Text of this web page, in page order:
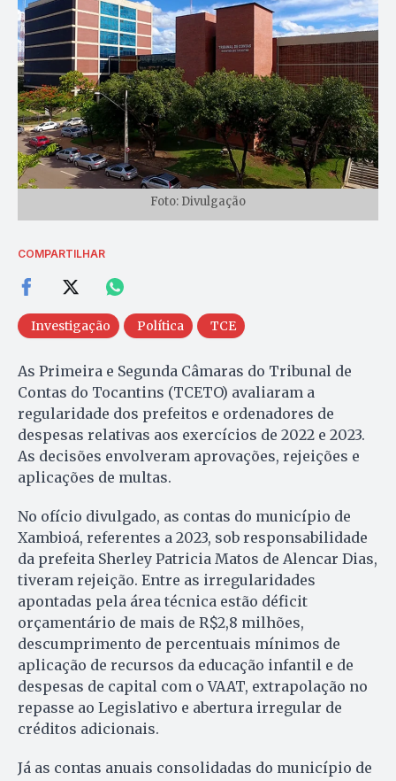
Foto: Divulgação
COMPARTILHAR
Investigação Política TCE
As Primeira e Segunda Câmaras do Tribunal de
Contas do Tocantins (TCETO) avaliaram a
regularidade dos prefeitos e ordenadores de
despesas relativas aos exercícios de 2022 e 2023.
As decisões envolveram aprovações, rejeições e
aplicações de multas.
No ofício divulgado, as contas do município de
Xambioá, referentes a 2023, sob responsabilidade
da prefeita Sherley Patricia Matos de Alencar Dias,
tiveram rejeição. Entre as irregularidades
apontadas pela área técnica estão déficit
orçamentário de mais de R$2,8 milhões,
descumprimento de percentuais mínimos de
aplicação de recursos da educação infantil e de
despesas de capital com o VAAT, extrapolação no
repasse ao Legislativo e abertura irregular de
créditos adicionais.
Já as contas anuais consolidadas do município de